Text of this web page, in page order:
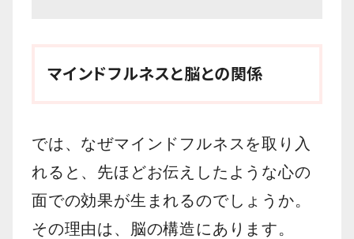
マインドフルネスと脳との関係
では、なぜマインドフルネスを取り入
れると、先ほどお伝えしたような心の
面での効果が生まれるのでしょうか。
その理由は、脳の構造にあります。